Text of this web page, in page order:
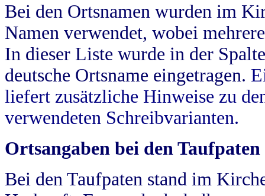
Bei den Ortsnamen wurden im
Namen verwendet, wobei
In dieser Liste wurde in der
deutsche Ortsname eingetragen.
liefert zusätzliche Hinweise zu
verwendeten Schreibvarianten.
Ortsangaben bei den Taufpaten
Bei den Taufpaten stand im